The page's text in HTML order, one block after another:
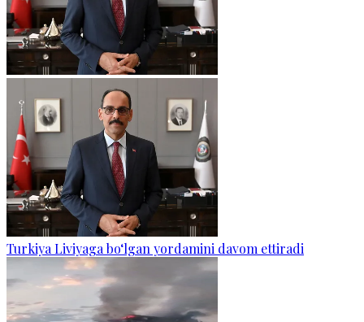
Turkiya Liviyaga bo‘lgan yordamini davom ettiradi